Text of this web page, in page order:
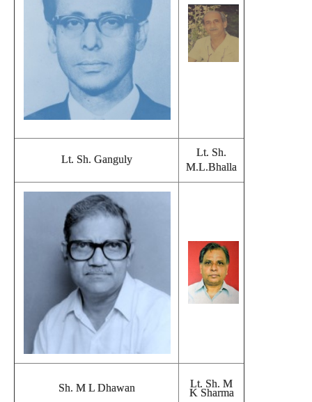
Lt. Sh. Ganguly
Lt. Sh.
M.L.Bhalla
Sh. M L Dhawan Lt. Sh. M
K Sharma